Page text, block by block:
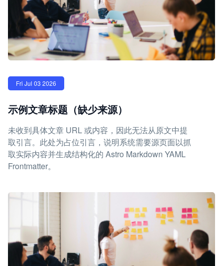
Fri Jul 03 2026
示例文章标题（缺少来源）
未收到具体文章 URL 或内容，因此无法从原文中提
取引言。此处为占位引言，说明系统需要源页面以抓
取实际内容并生成结构化的 Astro Markdown YAML
Frontmatter。